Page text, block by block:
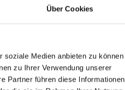
Über Cookies
soziale Medien anbieten zu können
zu Ihrer Verwendung unserer
Partner führen diese Informationen
eine warme,